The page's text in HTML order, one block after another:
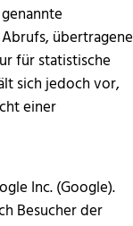
übertragene
für statistische
sich jedoch vor,
einer
Inc. (Google).
Besucher der